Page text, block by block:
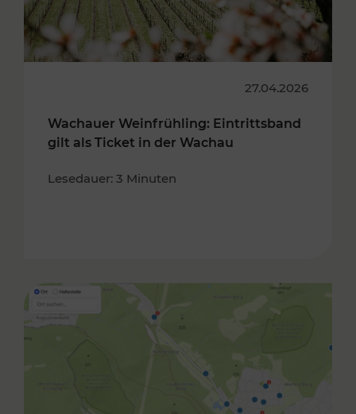
27.04.2026
Wachauer Weinfrühling: Eintrittsband
gilt als Ticket in der Wachau
Lesedauer: 3 Minuten